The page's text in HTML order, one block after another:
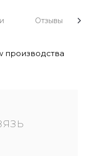
Отзывы
производства